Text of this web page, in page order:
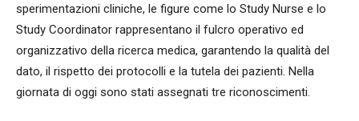
sperimentazioni cliniche, le figure come lo Study Nurse e lo
Study Coordinator rappresentano il fulcro operativo ed
organizzativo della ricerca medica, garantendo la qualità del
dato, il rispetto dei protocolli e la tutela dei pazienti. Nella
giornata di oggi sono stati assegnati tre riconoscimenti.